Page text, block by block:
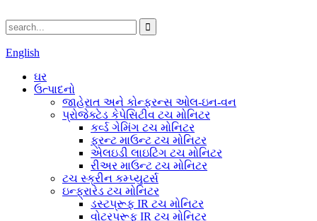
English
ઘર
ઉત્પાદનો
જાહેરાત અને કોન્ફરન્સ ઓલ-ઇન-વન
પ્રોજેક્ટેડ કેપેસિટીવ ટચ મોનિટર
કર્વ્ડ ગેમિંગ ટચ મોનિટર
ફ્રન્ટ માઉન્ટ ટચ મોનિટર
એલઇડી લાઇટિંગ ટચ મોનિટર
રીઅર માઉન્ટ ટચ મોનિટર
ટચ સ્ક્રીન કમ્પ્યુટર્સ
ઇન્ફ્રારેડ ટચ મોનિટર
ડસ્ટપ્રૂફ IR ટચ મોનિટર
વોટરપ્રૂફ IR ટચ મોનિટર